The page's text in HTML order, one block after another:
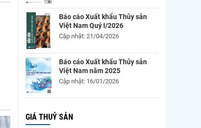
Báo cáo Xuất khẩu Thủy sản
Việt Nam Quý I/2026
Cập nhật: 21/04/2026
Báo cáo Xuất khẩu Thủy sản
Việt Nam năm 2025
Cập nhật: 16/01/2026
GIÁ THUỶ SẢN